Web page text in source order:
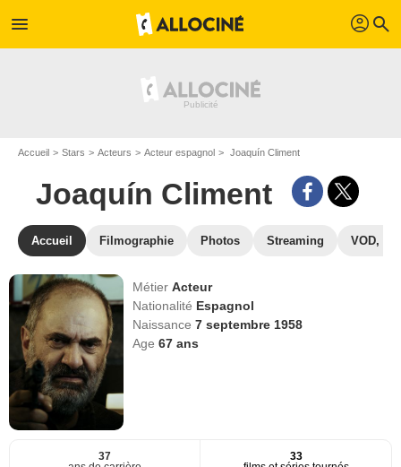
menu profil search
Accueil Stars Acteurs Acteur espagnol Joaquín Climent
Joaquín Climent
Accueil Filmographie Photos Streaming VOD,
MétierActeur
Nationalité Espagnol
Naissance7 septembre 1958
Age67 ans
37
33